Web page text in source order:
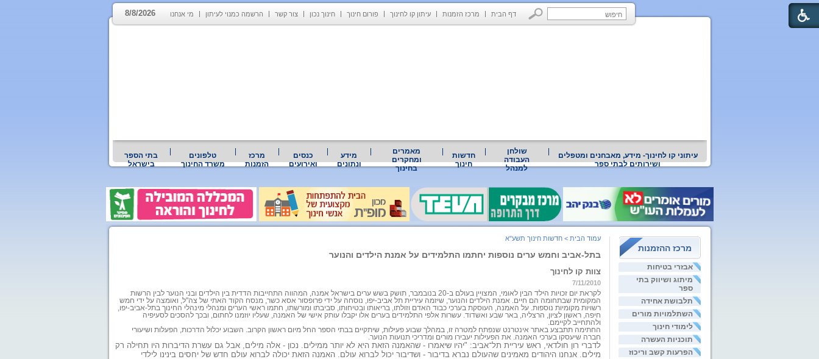
דף הבית מרכז הזמנות עיתון קו לחינוך פורום חינוך חינוך נכון צור קשר הרשמה כמנוי לעיתון מי אנחנו 8/8/2026
עיתוני קו לחינוך- מידע, מאבחנים ומטפלים
ושירותים לבתי ספר
שולחן
העבודה
למנהל
חדשות
חינוך
מאמרים
ומחקרים
בחינוך
מידע
ונתונים
כנסים
ואירועים
מרכז
הזמנות
טלפונים
משרד החינוך
בתי הספר
בישראל
מרכז ההזמנות
אבזרי בטיחות
מיתוג ושיווק בתי
ספר
תלבושת אחידה
השתלמויות מורים
לימודי חינוך
תוכניות העשרה
הפרעות קשב וריכוז
עמוד הבית > חדשות חינוך תשע"א
בתל-אביב וחמש ערים נוספות יחתמו התלמידים על אמנת הילדים והנוער
צוות קו לחינוך
7/11/2010
לקראת יום זכויות הילד הבין לאומי, המצויין בעולם ב-20 בנובמבר, תושק בשש ערים בישראל אמנה, המהווה התחייבות הדדית בין הילדים ובני הנוער לבין הרשות
המקומית שבתחומה הם חיים. אמנת הילדים והנוער, שיזמה עיריית תל אביב-יפו, נוסחה על ידי פרופסור אסא כשר, מנסח הקוד האתי של צה"ל, ואומצה על ידי חמש
רשויות מקומיות נוספות. על האמנה, העוסקת בערכי כבוד האדם וזולתו, בריאותו ובטיחותו, סביבתו ומורשתו, חתמו ראשי הערים ומנהלי מינהלי החינוך בתל-אביב-יפו,
חיפה, ראשון לציון, הרצליה, באר שבע ואשדוד. עשרות אלפי התלמידים בערים אלו יקבלו עותק אישי של האמנה, שעליו יוזמנו לחתום, ובכך להסכים לסעיפיה
ולהתחייב לקיימם.
החתימה תתבצע באתר אינטרנט שנפתח למטרה זו, במהלך שבוע פעילות, שיתקיים בבתי הספר החל מיום ראשון הקרוב. השבוע יכלול הדרכות, הפעלות ושיעורי
חברה שיעסקו בערכי האמנה. את הפעילות יעבירו מורים ומדריכי תנועות הנוער.
לדברי רון חולדאי, ראש עיריית תל־אביב: "יהיו שיאמרו - שהאמנה הזאת היא לא יותר ממילים. נכון - אלה מילים, אבל גם עשרת הדיברות היו תחילה רק
מילים. אנחנו היהודים מאמינים שהעולם נברא בדיבור - ושדיבור יכול לברוא עולם. האמנה הזאת יכולה לברוא עולם חדש של יחסים בינינו לילדי